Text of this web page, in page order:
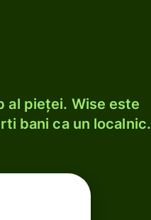
al pieței. Wise este
bani ca un localnic.